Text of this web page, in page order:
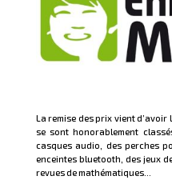
La remise des prix vient
se sont honorablement
casques audio, des perches
enceintes bluetooth, des jeux
revues de mathématiques…